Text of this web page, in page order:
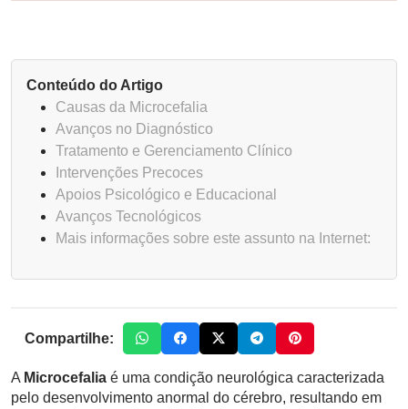
Conteúdo do Artigo
Causas da Microcefalia
Avanços no Diagnóstico
Tratamento e Gerenciamento Clínico
Intervenções Precoces
Apoios Psicológico e Educacional
Avanços Tecnológicos
Mais informações sobre este assunto na Internet:
Compartilhe:
A Microcefalia é uma condição neurológica caracterizada
pelo desenvolvimento anormal do cérebro, resultando em